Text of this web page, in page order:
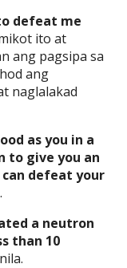
defeat me
ito at
ang pagsipa sa
ang
naglalakad
as you in a
to give you an
can defeat your
a neutron
than 10